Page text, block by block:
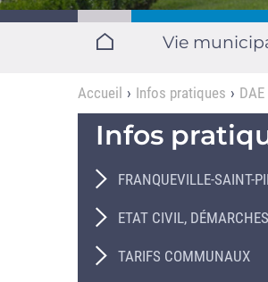
Vie
Accueil Infos pratiques
Infos
FRANQUEVILLE-SAINT-
ETAT CIVIL,
TARIFS COMMUNAUX